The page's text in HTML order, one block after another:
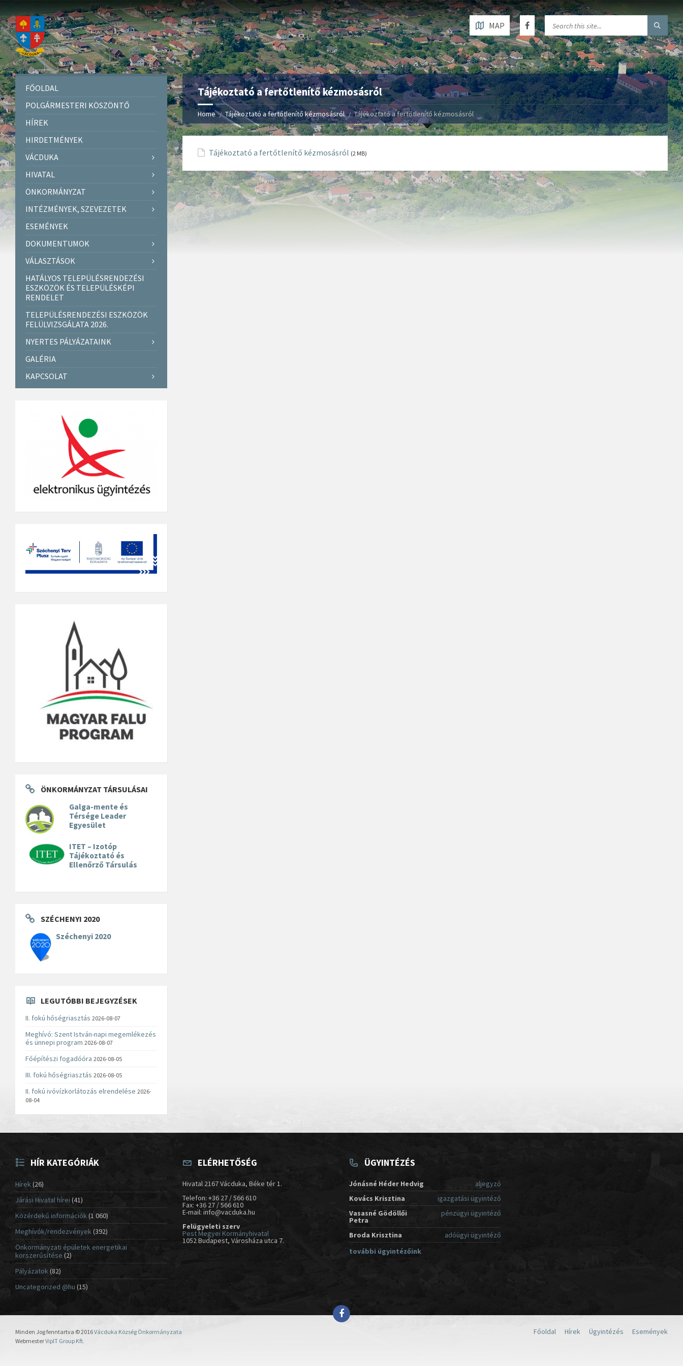
MAP
Tájékoztató a fertőtlenítő kézmosásról
Home Tájékoztató a fertőtlenítő kézmosásról Tájékoztató a fertőtlenítő kézmosásról
Tájékoztató a fertőtlenítő kézmosásról (2 MB)
FŐOLDAL
POLGÁRMESTERI KÖSZÖNTŐ
HÍREK
HIRDETMÉNYEK
VÁCDUKA
HIVATAL
ÖNKORMÁNYZAT
INTÉZMÉNYEK, SZEVEZETEK
ESEMÉNYEK
DOKUMENTUMOK
VÁLASZTÁSOK
HATÁLYOS TELEPÜLÉSRENDEZÉSI
ESZKÖZÖK ÉS TELEPÜLÉSKÉPI
RENDELET
TELEPÜLÉSRENDEZÉSI ESZKÖZÖK
FELÜLVIZSGÁLATA 2026.
NYERTES PÁLYÁZATAINK
GALÉRIA
KAPCSOLAT
ÖNKORMÁNYZAT TÁRSULÁSAI
Galga-mente és
Térsége Leader
Egyesület
ITET – Izotóp
Tájékoztató és
Ellenőrző Társulás
SZÉCHENYI 2020
Széchenyi 2020
LEGUTÓBBI BEJEGYZÉSEK
II. fokú hőségriasztás 2026-08-07
Meghívó: Szent István-napi megemlékezés
és ünnepi program 2026-08-07
Főépítészi fogadóóra 2026-08-05
III. fokú hőségriasztás 2026-08-05
II. fokú ivóvízkorlátozás elrendelése 2026-
08-04
HÍR KATEGÓRIÁK
Hírek (26)
Járási Hivatal hírei (41)
Közérdekű információk(1 060)
Meghívók/rendezvények(392)
Önkormányzati épületek energetikai
korszerűsítése (2)
Pályázatok(82)
Uncategorized @hu (15)
ELÉRHETŐSÉG
Hivatal 2167 Vácduka, Béke tér 1.
Telefon: +36 27 / 566 610
Fax: +36 27 / 566 610
E-mail: info@vacduka.hu
Felügyeleti szerv
Pest Megyei Kormányhivatal
1052 Budapest, Városháza utca 7.
ÜGYINTÉZÉS
Jónásné Héder Hedvig
aljegyző
Kovács Krisztina
igazgatási ügyintéző
Vasasné Gödöllői
Petra
pénzügyi ügyintéző
Broda Krisztina
adóügyi ügyintéző
további ügyintézőink
Főoldal Hírek Ügyintézés Események
Minden Jog fenntartva © 2016Vácduka Község Önkormányzata
WebmesterVipIT Group Kft.